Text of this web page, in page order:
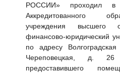
РОССИИ» проходил в
Аккредитованного
учреждения высшего
финансово-юридический
по адресу
Череповецкая, д.
предоставившего